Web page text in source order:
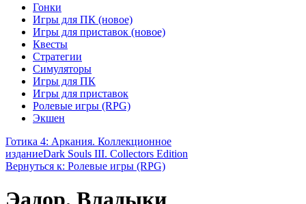
Гонки
Игры для ПК (новое)
Игры для приставок (новое)
Квесты
Стратегии
Симуляторы
Игры для ПК
Игры для приставок
Ролевые игры (RPG)
Экшен
Готика 4: Аркания. Коллекционное
изданиеDark Souls III. Collectors Edition
Вернуться к: Ролевые игры (RPG)